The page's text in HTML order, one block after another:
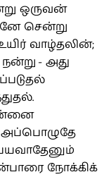
ஒருவன்
சென்று
வாழ்தலின்;
- அது
பயவாதேனும்
நோக்கிக்